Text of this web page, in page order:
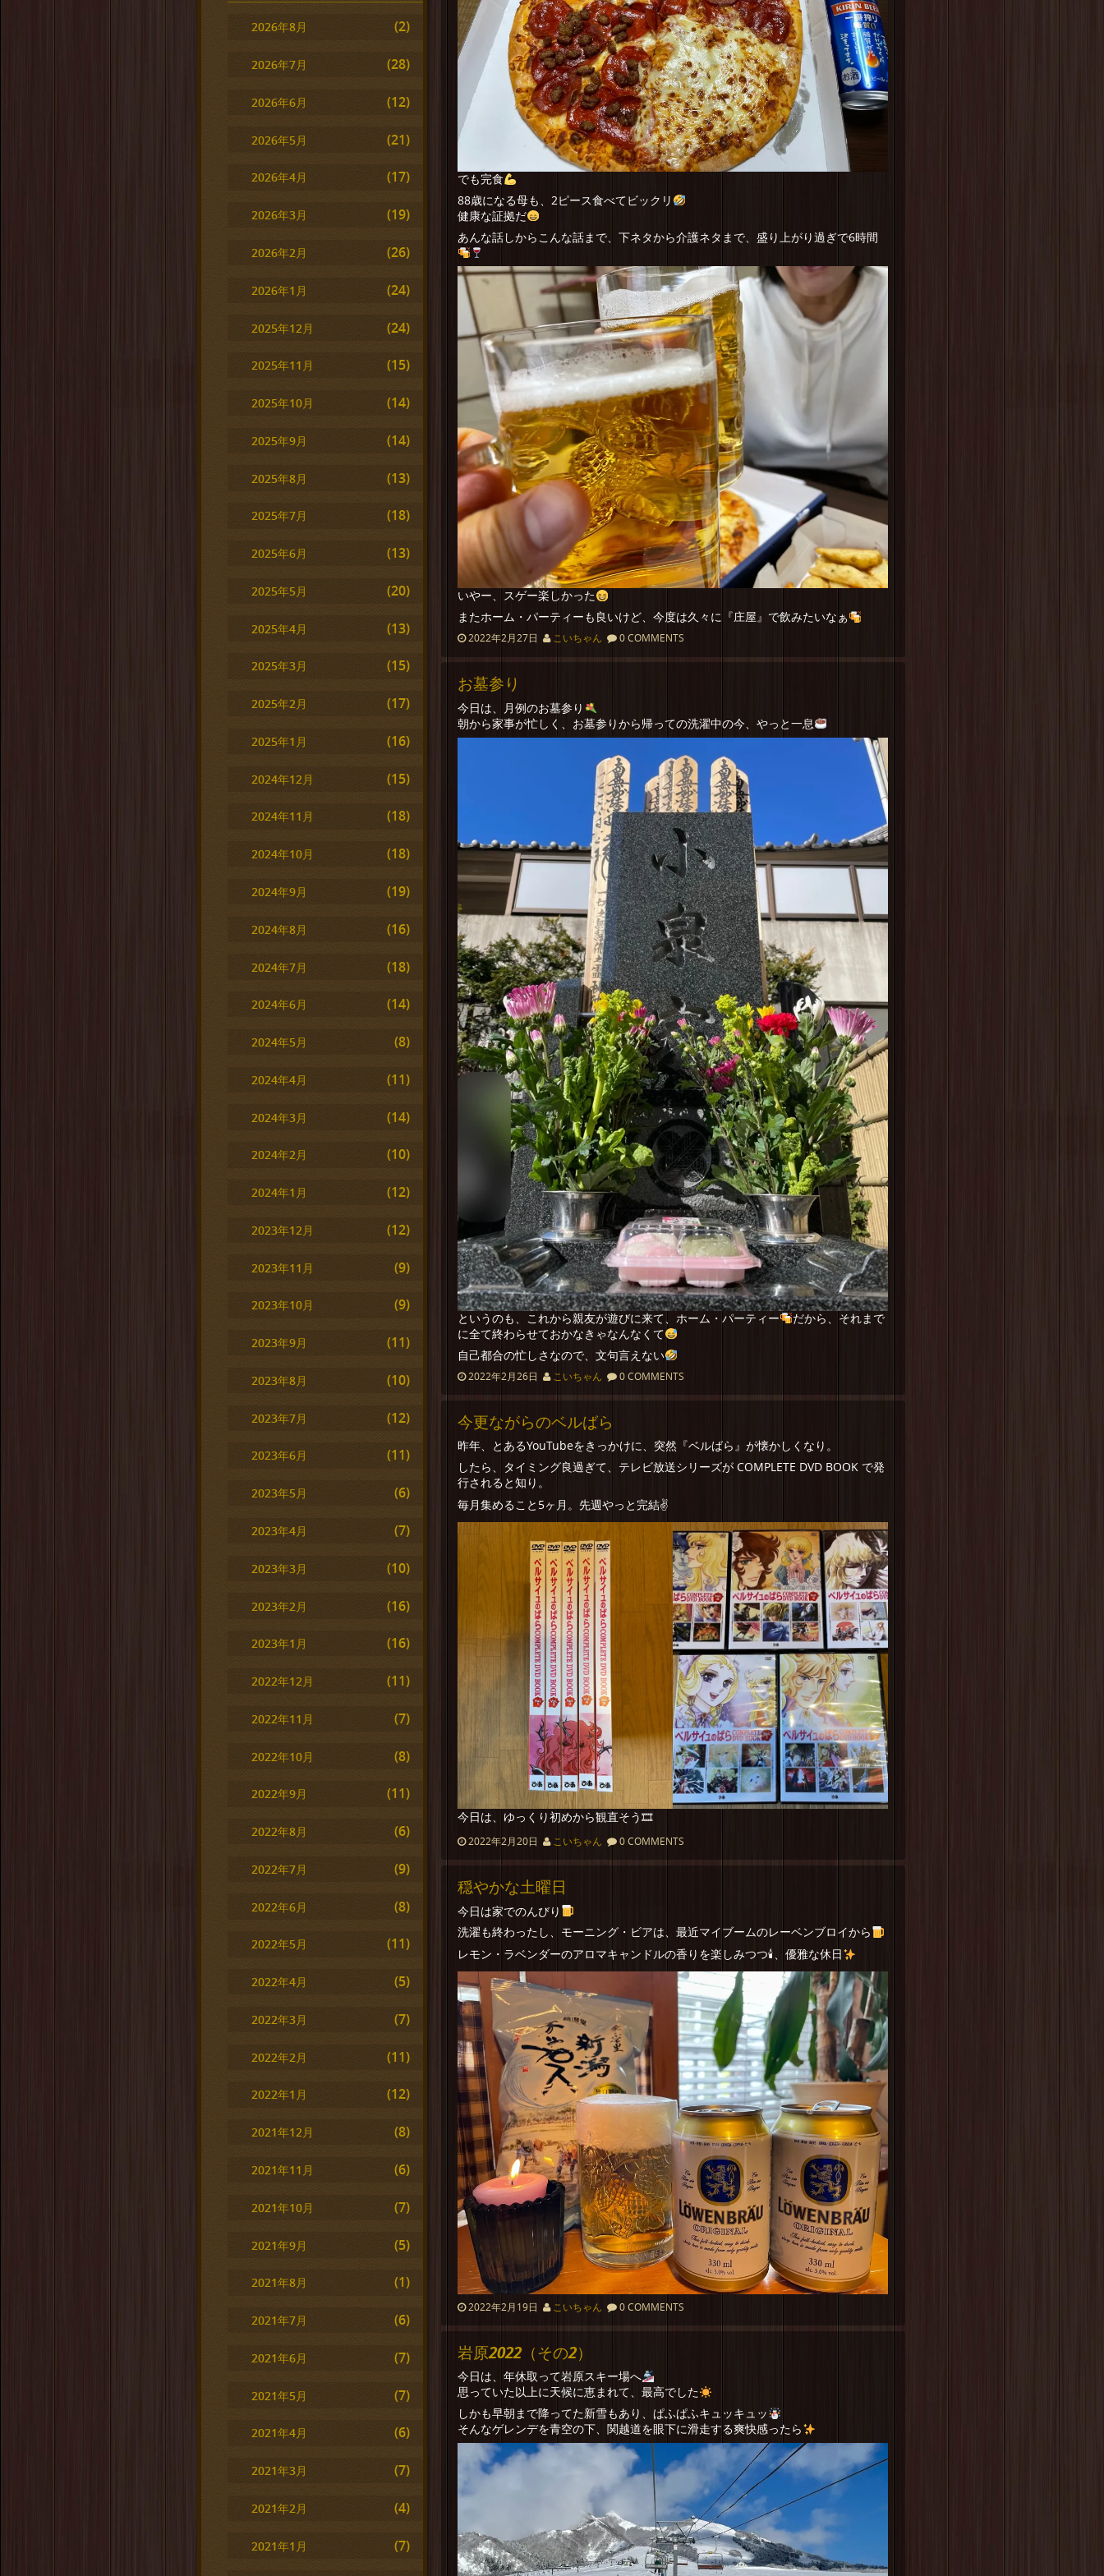
でも完食
88歳になる母も、2ピース食べてビックリ
健康な証拠だ
あんな話しからこんな話まで、下ネタから介護ネタまで、盛り上がり過ぎで6時間
いやー、スゲー楽しかった
またホーム・パーティーも良いけど、今度は久々に『庄屋』で飲みたいなぁ
2022年2月27日 こいちゃん 0 COMMENTS
お墓参り
今日は、月例のお墓参り
朝から家事が忙しく、お墓参りから帰っての洗濯中の今、やっと一息
というのも、これから親友が遊びに来て、ホーム・パーティー
だから、それまで
に全て終わらせておかなきゃなんなくて
自己都合の忙しさなので、文句言えない
2022年2月26日 こいちゃん 0 COMMENTS
今更ながらのベルばら
昨年、とあるYouTubeをきっかけに、突然『ベルばら』が懐かしくなり。
したら、タイミング良過ぎて、テレビ放送シリーズが COMPLETE DVD BOOK で発
行されると知り。
毎月集めること5ヶ月。先週やっと完結✌️
今日は、ゆっくり初めから観直そう🎞
2022年2月20日 こいちゃん 0 COMMENTS
穏やかな土曜日
今日は家でのんびり
洗濯も終わったし、モーニング・ビアは、最近マイブームのレーベンブロイから
レモン・ラベンダーのアロマキャンドルの香りを楽しみつつ🕯、優雅な休日
2022年2月19日 こいちゃん 0 COMMENTS
岩原2022（その2）
今日は、年休取って岩原スキー場へ
思っていた以上に天候に恵まれて、最高でした
しかも早朝まで降ってた新雪もあり、ぱふぱふキュッキュッ
そんなゲレンデを青空の下、関越道を眼下に滑走する爽快感ったら
2026年8月 (2)
2026年7月 (28)
2026年6月 (12)
2026年5月 (21)
2026年4月 (17)
2026年3月 (19)
2026年2月 (26)
2026年1月 (24)
2025年12月 (24)
2025年11月 (15)
2025年10月 (14)
2025年9月 (14)
2025年8月 (13)
2025年7月 (18)
2025年6月 (13)
2025年5月 (20)
2025年4月 (13)
2025年3月 (15)
2025年2月 (17)
2025年1月 (16)
2024年12月 (15)
2024年11月 (18)
2024年10月 (18)
2024年9月 (19)
2024年8月 (16)
2024年7月 (18)
2024年6月 (14)
2024年5月 (8)
2024年4月 (11)
2024年3月 (14)
2024年2月 (10)
2024年1月 (12)
2023年12月 (12)
2023年11月 (9)
2023年10月 (9)
2023年9月 (11)
2023年8月 (10)
2023年7月 (12)
2023年6月 (11)
2023年5月 (6)
2023年4月 (7)
2023年3月 (10)
2023年2月 (16)
2023年1月 (16)
2022年12月 (11)
2022年11月 (7)
2022年10月 (8)
2022年9月 (11)
2022年8月 (6)
2022年7月 (9)
2022年6月 (8)
2022年5月 (11)
2022年4月 (5)
2022年3月 (7)
2022年2月 (11)
2022年1月 (12)
2021年12月 (8)
2021年11月 (6)
2021年10月 (7)
2021年9月 (5)
2021年8月 (1)
2021年7月 (6)
2021年6月 (7)
2021年5月 (7)
2021年4月 (6)
2021年3月 (7)
2021年2月 (4)
2021年1月 (7)